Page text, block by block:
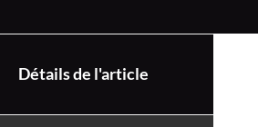
Détails de l'article